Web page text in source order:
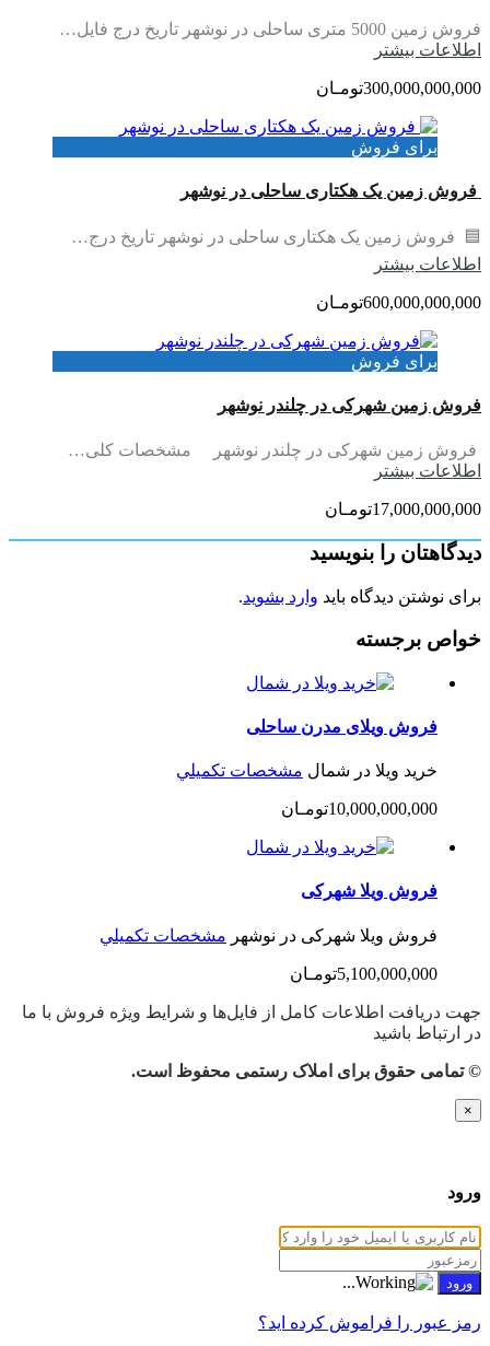
فروش زمین 5000 متری ساحلی در نوشهر تاریخ درج فایل…
اطلاعات بيشتر
300,000,000,000تومـان
برای فروش
فروش زمین یک هکتاری ساحلی در نوشهر
🟦 فروش زمین یک هکتاری ساحلی در نوشهر تاریخ درج…
اطلاعات بيشتر
600,000,000,000تومـان
برای فروش
فروش زمین شهرکی در چلندر نوشهر
فروش زمین شهرکی در چلندر نوشهر مشخصات کلی…
اطلاعات بيشتر
17,000,000,000تومـان
دیدگاهتان را بنویسید
برای نوشتن دیدگاه باید وارد بشوید.
خواص برجسته
فروش ویلای مدرن ساحلی
خرید ویلا در شمال مشخصات تكميلي
10,000,000,000تومـان
فروش ویلا شهرکی
فروش ویلا شهرکی در نوشهر مشخصات تكميلي
5,100,000,000تومـان
جهت دریافت اطلاعات کامل از فایل‌ها و شرایط ویژه فروش با ما
در ارتباط باشید
© تمامی حقوق برای املاک رستمی محفوظ است.
×
ورود
رمز عبور را فراموش کرده اید؟